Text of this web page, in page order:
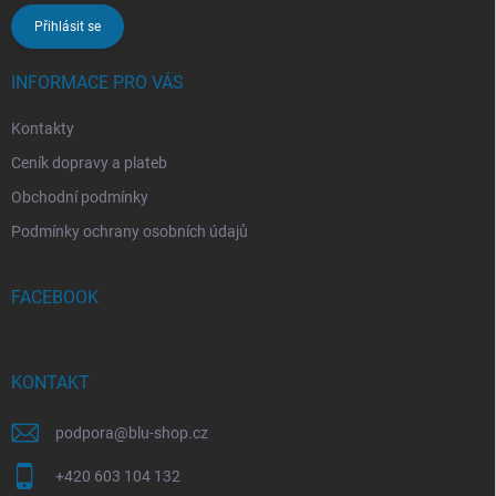
Přihlásit se
INFORMACE PRO VÁS
Kontakty
Ceník dopravy a plateb
Obchodní podmínky
Podmínky ochrany osobních údajů
FACEBOOK
KONTAKT
podpora@blu-shop.cz
+420 603 104 132